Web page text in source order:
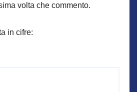
volta che commento.
in cifre: